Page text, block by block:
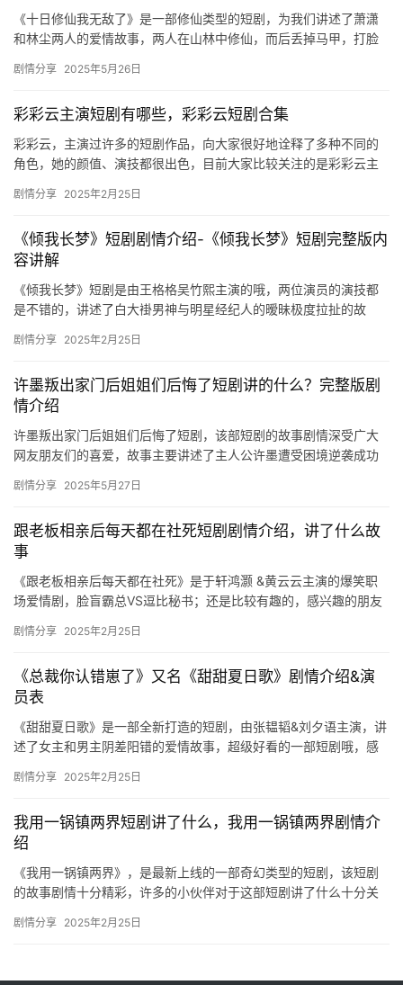
《十日修仙我无敌了》是一部修仙类型的短剧，为我们讲述了萧潇
和林尘两人的爱情故事，两人在山林中修仙，而后丢掉马甲，打脸
故事介…
剧情分享 2025年5月26日
彩彩云主演短剧有哪些，彩彩云短剧合集
彩彩云，主演过许多的短剧作品，向大家很好地诠释了多种不同的
角色，她的颜值、演技都很出色，目前大家比较关注的是彩彩云主
主演…
剧情分享 2025年2月25日
《倾我长梦》短剧剧情介绍-《倾我长梦》短剧完整版内
容讲解
《倾我长梦》短剧是由王格格吴竹熙主演的哦，两位演员的演技都
是不错的，讲述了白大褂男神与明星经纪人的暧昧极度拉扯的故
短…
剧情分享 2025年2月25日
许墨叛出家门后姐姐们后悔了短剧讲的什么？完整版剧
情介绍
许墨叛出家门后姐姐们后悔了短剧，该部短剧的故事剧情深受广大
网友朋友们的喜爱，故事主要讲述了主人公许墨遭受困境逆袭成功
丽…
剧情分享 2025年5月27日
跟老板相亲后每天都在社死短剧剧情介绍，讲了什么故
事
《跟老板相亲后每天都在社死》是于轩鸿灏 &黄云云主演的爆笑职
场爱情剧，脸盲霸总VS逗比秘书；还是比较有趣的，感兴趣的朋友
剧情分享 2025年2月25日
《总裁你认错崽了》又名《甜甜夏日歌》剧情介绍&演
员表
《甜甜夏日歌》是一部全新打造的短剧，由张韫韬&刘夕语主演，讲
述了女主和男主阴差阳错的爱情故事，超级好看的一部短剧哦，感
剧情分享 2025年2月25日
我用一锅镇两界短剧讲了什么，我用一锅镇两界剧情介
绍
《我用一锅镇两界》，是最新上线的一部奇幻类型的短剧，该短剧
的故事剧情十分精彩，许多的小伙伴对于这部短剧讲了什么十分关
镇两…
剧情分享 2025年2月25日